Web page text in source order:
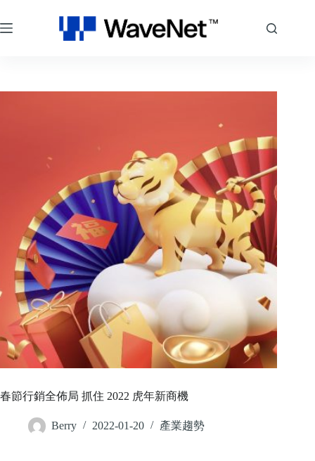
至
主
春節行銷全佈局 抓住 2022 虎年新商機
Berry 2022-01-20 產業趨勢